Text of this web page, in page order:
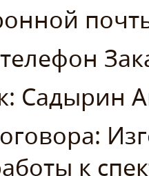
Садырин
к